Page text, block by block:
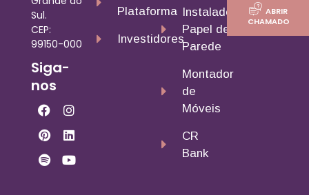
Sul.
CEP:
99150-000
Siga-
nos
Plataforma
Investidores
Instalador
Papel de
Parede
Montador
de
Móveis
CR
Bank
ABRIR
CHAMADO